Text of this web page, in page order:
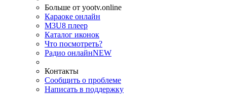
Больше от yootv.online
Караоке онлайн
M3U8 плеер
Каталог иконок
Что посмотреть?
Радио онлайнNEW
Контакты
Сообщить о проблеме
Написать в поддержку